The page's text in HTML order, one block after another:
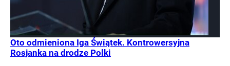
Oto odmieniona Iga Świątek. Kontrowersyjna
Rosjanka na drodze Polki